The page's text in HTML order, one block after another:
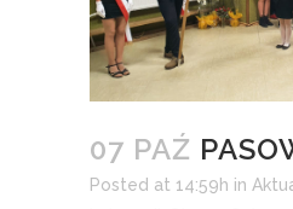
07 PAŹ
Posted at 14:59h in